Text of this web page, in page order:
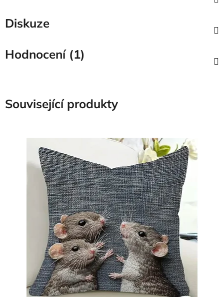
Diskuze
Hodnocení (1)
Související produkty